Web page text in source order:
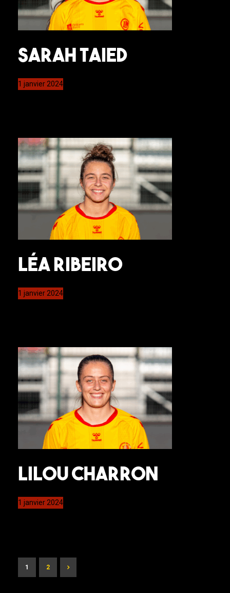
Sarah Taied
1 janvier 2024
Léa Ribeiro
1 janvier 2024
Lilou Charron
1 janvier 2024
1 2